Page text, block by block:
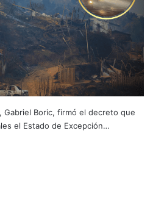
Gabriel Boric, firmó el decreto que
el Estado de Excepción…